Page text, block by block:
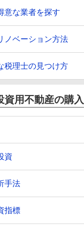
意な業者を探す
ノベーション方法
税理士の見つけ方
資用不動産の購入
資
手法
指標